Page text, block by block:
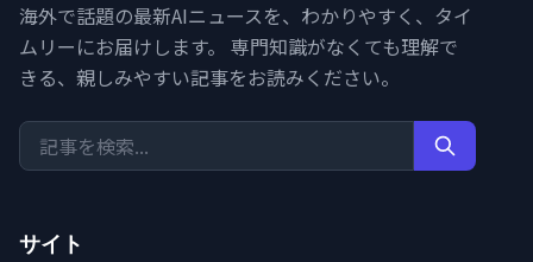
海外で話題の最新AIニュースを、わかりやすく、タイ
ムリーにお届けします。 専門知識がなくても理解で
きる、親しみやすい記事をお読みください。
サイト